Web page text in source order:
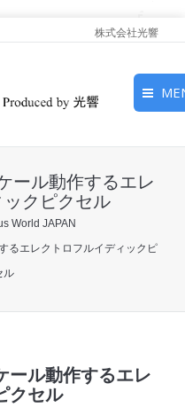
株式会社光響
ピックアップ
ール動作するエレ
クピクセル
World JAPAN
るエレクトロフルイディックピ
ル
ール動作するエレ
クセル